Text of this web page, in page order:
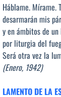
Háblame. Mírame.
desarmarán mis
y en ámbitos de
por liturgia del
Será otra vez la
(Enero, 1942)
LAMENTO DE LA